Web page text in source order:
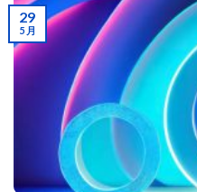
29
5 月